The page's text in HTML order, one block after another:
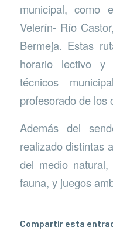
municipal, como
Velerín- Río
Bermeja. Estas
horario lectivo y
técnicos
profesorado de los
Además del
realizado distintas
del medio
fauna, y juegos
Compartir esta